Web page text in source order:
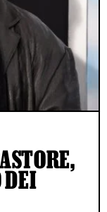
DEI